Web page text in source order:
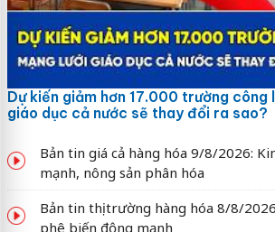
Dự kiến giảm hơn 17.000 trường công
giáo dục cả nước sẽ thay đổi ra sao?
Bản tin giá cả hàng hóa 9/8/2026:
mạnh, nông sản phân hóa
Bản tin thị trường hàng hóa 8/8/
phê biến động mạnh